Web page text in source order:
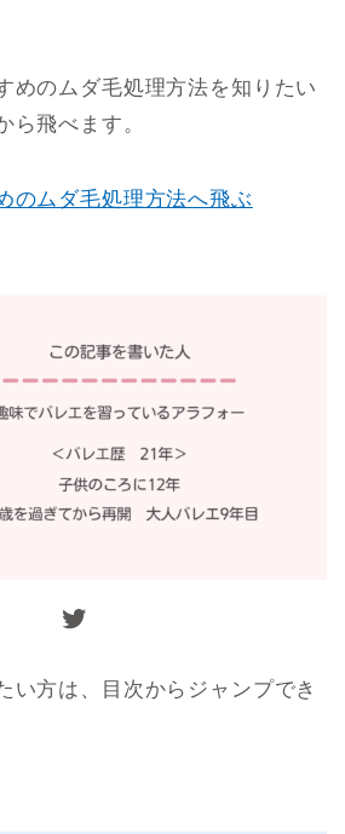
めのムダ毛処理方法を知りたい
ら飛べます。
のムダ毛処理方法へ飛ぶ
Twitter
い方は、目次からジャンプでき